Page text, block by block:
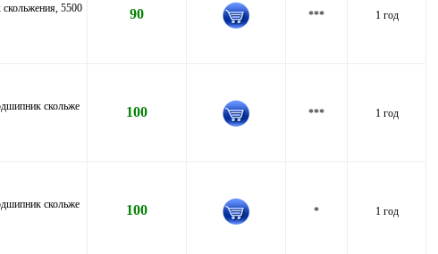
5500
90 *** 1 год
скольже
100 *** 1 год
скольже
100 * 1 год